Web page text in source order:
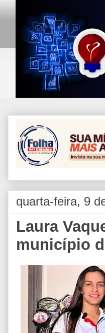
quarta-feira, 9
Laura
município